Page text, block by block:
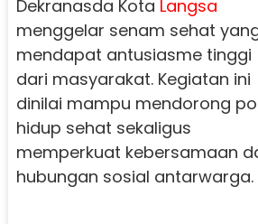
Dekranasda Kota Langsa
menggelar senam sehat
mendapat antusiasme tinggi
dari masyarakat. Kegiatan ini
dinilai mampu mendorong
hidup sehat sekaligus
memperkuat kebersamaan
hubungan sosial antarwarga.